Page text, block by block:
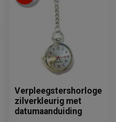
Verpleegstershorloge
zilverkleurig met
datumaanduiding